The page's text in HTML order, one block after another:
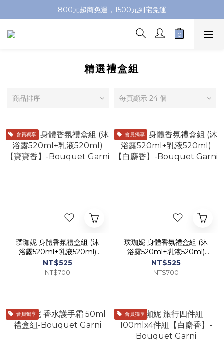
加入會員即送100元購物金，推薦好友，再送購物金
800元超商免運，1500元到宅免運
加入會員即送100元購物金，推薦好友，再送購物金
精選禮盒組
商品排序 每頁顯示 24 個
會員獨享
璞珈妮 身體香氛禮盒組 (沐
浴露520ml+乳液520ml)
【寶寶香】-Bouquet Garni
NT$525
NT$700
會員獨享
璞珈妮 身體香氛禮盒組 (沐
浴露520ml+乳液520ml)
【白麝香】-Bouquet Garni
NT$525
NT$700
會員獨享 會員獨享